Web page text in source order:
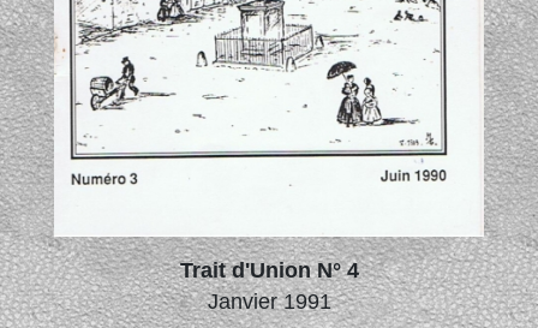
Trait d'Union N° 4
Janvier 1991